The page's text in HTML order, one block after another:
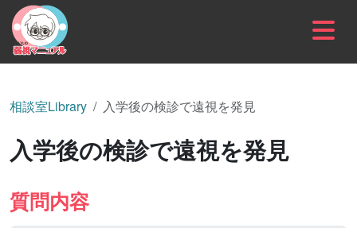
内容をスキップ
相談室Library 入学後の検診で遠視を発見
入学後の検診で遠視を発見
質問内容